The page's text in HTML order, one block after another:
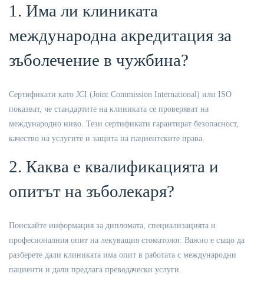
1. Има ли клиниката
международна акредитация за
зъболечение в чужбина?
Сертификати като JCI (Joint Commission International) или ISO
показват, че стандартите на клиниката се проверяват на
международно ниво. Тези сертификати гарантират безопасност,
качество на услугите и защита на пациентските права.
2. Каква е квалификацията и
опитът на зъболекаря?
Поискайте информация за дипломата, специализацията и
професионалния опит на лекуващия стоматолог. Важно е също да
разберете дали клиниката има опит в работата с международни
пациенти и дали предлага преводачески услуги.